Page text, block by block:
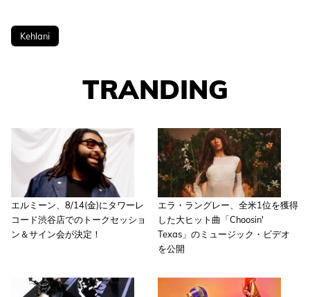
Kehlani
TRANDING
エルミーン、8/14(金)にタワーレ
コード渋谷店でのトークセッショ
ン＆サイン会が決定！
エラ・ラングレー、全米1位を獲得
した大ヒット曲「Choosin'
Texas」のミュージック・ビデオ
を公開